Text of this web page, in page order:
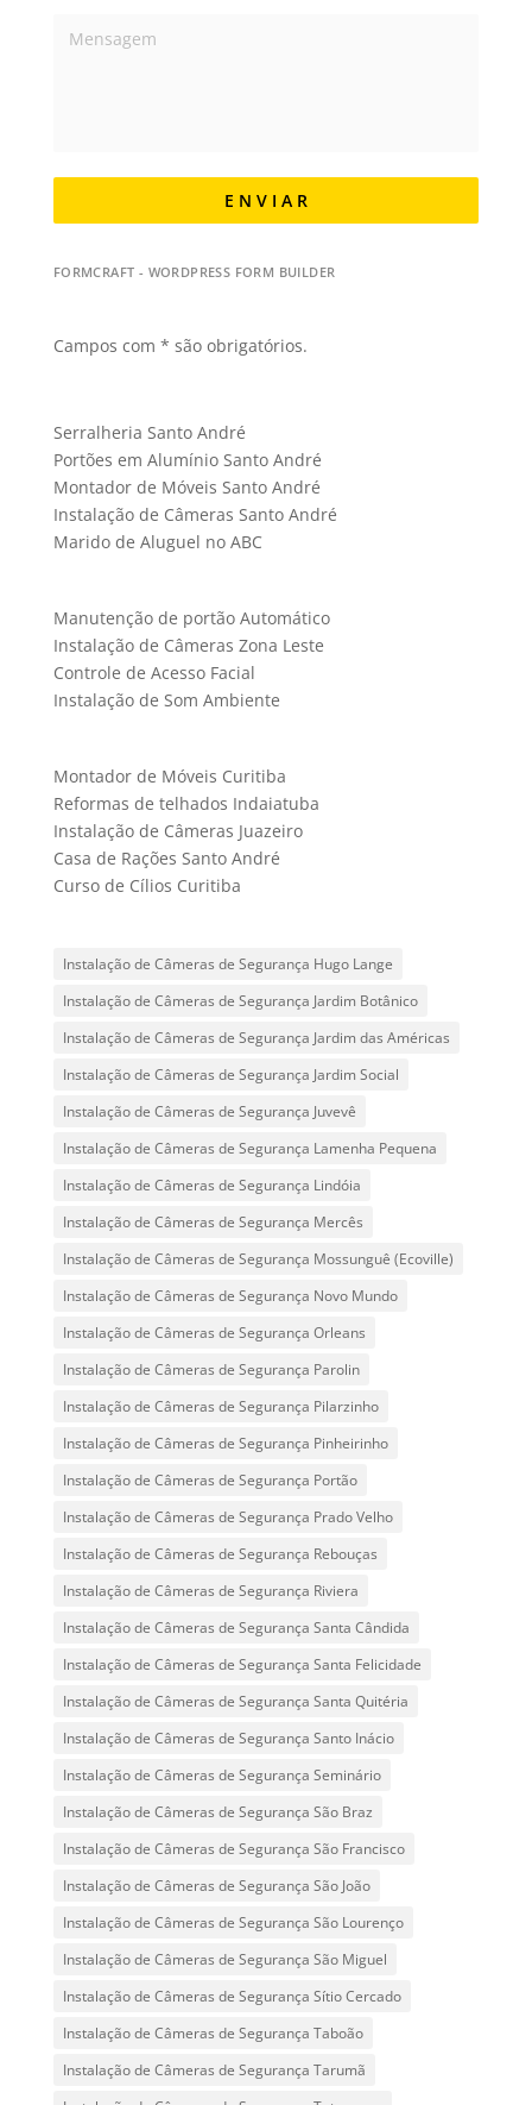
E N V I A R
FORMCRAFT - WORDPRESS FORM BUILDER
Campos com * são obrigatórios.
Serralheria Santo André
Portões em Alumínio Santo André
Montador de Móveis Santo André
Instalação de Câmeras Santo André
Marido de Aluguel no ABC
Manutenção de portão Automático
Instalação de Câmeras Zona Leste
Controle de Acesso Facial
Instalação de Som Ambiente
Montador de Móveis Curitiba
Reformas de telhados Indaiatuba
Instalação de Câmeras Juazeiro
Casa de Rações Santo André
Curso de Cílios Curitiba
Instalação de Câmeras de Segurança Hugo Lange
Instalação de Câmeras de Segurança Jardim Botânico
Instalação de Câmeras de Segurança Jardim das Américas
Instalação de Câmeras de Segurança Jardim Social
Instalação de Câmeras de Segurança Juvevê
Instalação de Câmeras de Segurança Lamenha Pequena
Instalação de Câmeras de Segurança Lindóia
Instalação de Câmeras de Segurança Mercês
Instalação de Câmeras de Segurança Mossunguê (Ecoville)
Instalação de Câmeras de Segurança Novo Mundo
Instalação de Câmeras de Segurança Orleans
Instalação de Câmeras de Segurança Parolin
Instalação de Câmeras de Segurança Pilarzinho
Instalação de Câmeras de Segurança Pinheirinho
Instalação de Câmeras de Segurança Portão
Instalação de Câmeras de Segurança Prado Velho
Instalação de Câmeras de Segurança Rebouças
Instalação de Câmeras de Segurança Riviera
Instalação de Câmeras de Segurança Santa Cândida
Instalação de Câmeras de Segurança Santa Felicidade
Instalação de Câmeras de Segurança Santa Quitéria
Instalação de Câmeras de Segurança Santo Inácio
Instalação de Câmeras de Segurança Seminário
Instalação de Câmeras de Segurança São Braz
Instalação de Câmeras de Segurança São Francisco
Instalação de Câmeras de Segurança São João
Instalação de Câmeras de Segurança São Lourenço
Instalação de Câmeras de Segurança São Miguel
Instalação de Câmeras de Segurança Sítio Cercado
Instalação de Câmeras de Segurança Taboão
Instalação de Câmeras de Segurança Tarumã